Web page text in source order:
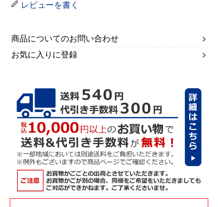
レビューを書く
商品についてのお問い合わせ
お気に入りに登録